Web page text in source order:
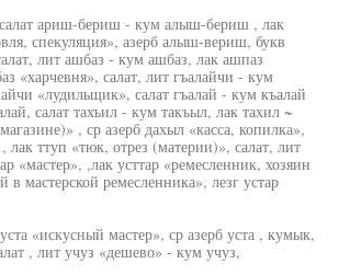
салат ариш-бериш - кум алыш-бериш , лак
спекуляция», азерб алыш-вериш, букв
лит ашбаз - кум ашбаз, лак ашпаз
«харчевня», салат, лит гъалайчи - кум
«лудильщик», салат гъалай - кум къалай
салат тахъил - кум такъыл, лак тахил ~
, ср азерб дахыл «касса, копилка»,
лак ттуп «тюк, отрез (материи)», салат, лит
«мастер», ,лак усттар «ремесленник, хозяин
в мастерской ремесленника», лезг устар
«искусный мастер», ср азерб уста , кумык,
, лит учуз «дешево» - кум учуз,